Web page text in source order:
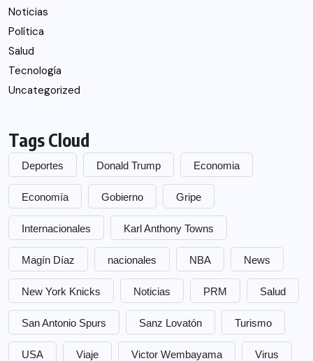
Noticias
Política
Salud
Tecnología
Uncategorized
Tags Cloud
Deportes Donald Trump Economia
Economía Gobierno Gripe
Internacionales Karl Anthony Towns
Magín Díaz nacionales NBA News
New York Knicks Noticias PRM Salud
San Antonio Spurs Sanz Lovatón Turismo
USA Viaje Victor Wembayama Virus